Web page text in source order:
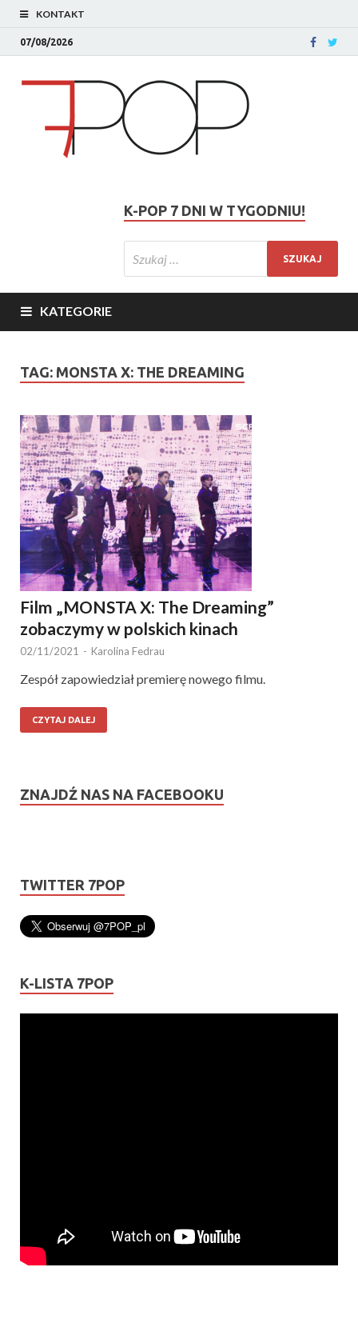
KONTAKT
07/08/2026
K-POP 7 DNI W TYGODNIU!
KATEGORIE
TAG: MONSTA X: THE DREAMING
Film „MONSTA X: The Dreaming”
zobaczymy w polskich kinach
02/11/2021 - Karolina Fedrau
Zespół zapowiedział premierę nowego filmu.
CZYTAJ DALEJ
ZNAJDŹ NAS NA FACEBOOKU
TWITTER 7POP
K-LISTA 7POP